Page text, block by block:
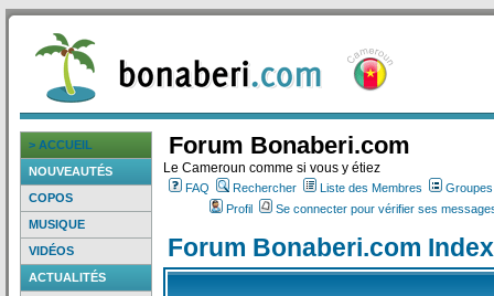
> ACCUEIL
NOUVEAUTÉS
COPOS
MUSIQUE
VIDÉOS
ACTUALITÉS
Forum Bonaberi.com
Le Cameroun comme si vous y étiez
FAQ Rechercher Liste des Membres
Profil
Se connecter pour vérifier ses
Forum Bonaberi.com